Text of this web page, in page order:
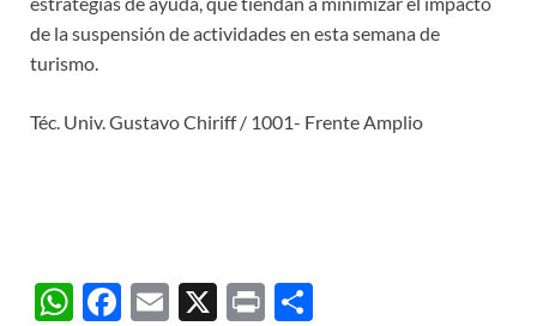
de la suspensión de actividades en esta semana de
turismo.
Téc. Univ. Gustavo Chiriff / 1001- Frente Amplio
W F
E
X
P